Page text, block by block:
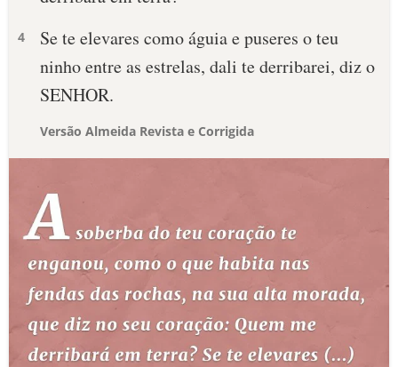
4
Se te elevares como águia e puseres o teu
ninho entre as estrelas, dali te derribarei, diz o
SENHOR.
Versão Almeida Revista e Corrigida